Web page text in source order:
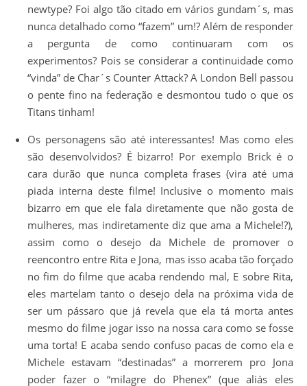
newtype? Foi algo tão citado em vários gundam´s, mas
nunca detalhado como “fazem” um!? Além de responder
a pergunta de como continuaram com os
experimentos? Pois se considerar a continuidade como
“vinda” de Char´s Counter Attack? A London Bell passou
o pente fino na federação e desmontou tudo o que os
Titans tinham!
Os personagens são até interessantes! Mas como eles
são desenvolvidos? É bizarro! Por exemplo Brick é o
cara durão que nunca completa frases (vira até uma
piada interna deste filme! Inclusive o momento mais
bizarro em que ele fala diretamente que não gosta de
mulheres, mas indiretamente diz que ama a Michele!?),
assim como o desejo da Michele de promover o
reencontro entre Rita e Jona, mas isso acaba tão forçado
no fim do filme que acaba rendendo mal, E sobre Rita,
eles martelam tanto o desejo dela na próxima vida de
ser um pássaro que já revela que ela tá morta antes
mesmo do filme jogar isso na nossa cara como se fosse
uma torta! E acaba sendo confuso pacas de como ela e
Michele estavam “destinadas” a morrerem pro Jona
poder fazer o “milagre do Phenex” (que aliás eles